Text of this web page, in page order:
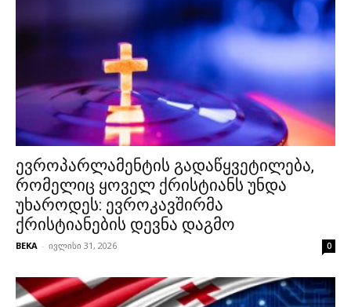
ევროპარლამენტის გადაწყვეტილება,
რომელიც ყოველ ქრისტიანს უნდა
უხაროდეს: ევროკავშირმა
ქრისტიანების დევნა დაგმო
BEKA - ივლისი 31, 2026 0